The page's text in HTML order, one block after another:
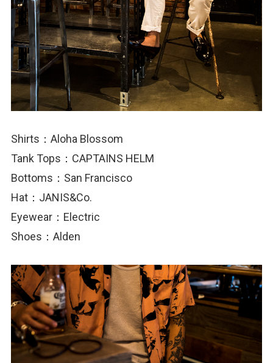
Shirts：Aloha Blossom
Tank Tops：CAPTAINS HELM
Bottoms：San Francisco
Hat：JANIS&Co.
Eyewear：Electric
Shoes：Alden